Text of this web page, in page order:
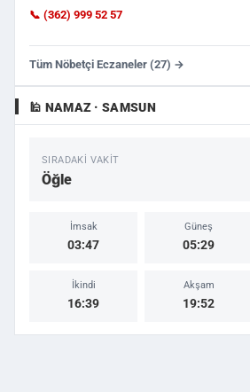
📞 (362) 999 52 57
Tüm Nöbetçi Eczaneler (27) →
🕌 NAMAZ · SAMSUN
SIRADAKI VAKIT
Öğle
İmsak
03:47
Güneş
05:29
İkindi
16:39
Akşam
19:52